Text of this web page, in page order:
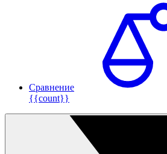
Сравнение
{{count}}